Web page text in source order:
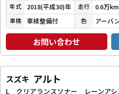
年式 2018(平成30)年 走行 0.6万km
車検 車検整備付 色
お問い合わせ
スズキ アルト